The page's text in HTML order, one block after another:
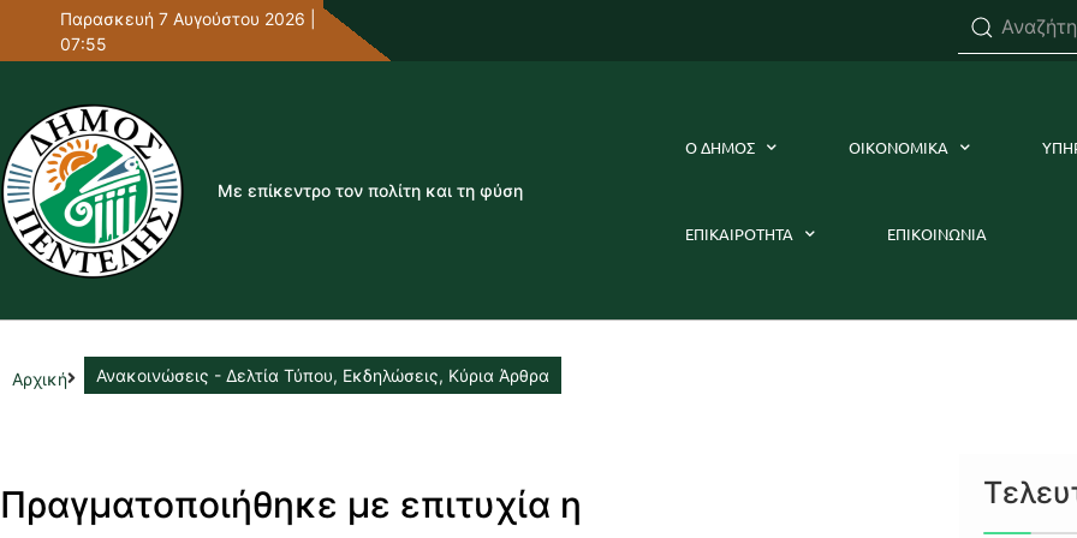
Παρασκευή 7 Αυγούστου 2026 |
07:55
Με επίκεντρο τον πολίτη και τη φύση
Ο ΔΗΜΟΣ ΟΙΚΟΝΟΜΙΚΑ
ΕΠΙΚΑΙΡΟΤΗΤΑ ΕΠΙΚΟΙΝΩΝΙΑ
Αρχική Ανακοινώσεις - Δελτία Τύπου, Εκδηλώσεις, Κύρια Άρθρα
Πραγματοποιήθηκε με επιτυχία η